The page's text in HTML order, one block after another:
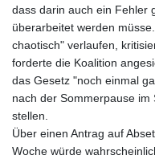
dass darin auch ein Fehler
überarbeitet werden
chaotisch" verlaufen,
forderte die Koalition
das Gesetz "noch einmal
nach der Sommerpause im
stellen.
Über einen Antrag auf
Woche würde